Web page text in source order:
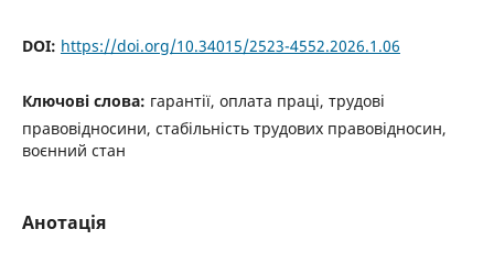
DOI: https://doi.org/10.34015/2523-4552.2026.1.06
Ключові слова: гарантії, оплата праці, трудові
правовідносини, стабільність трудових правовідносин,
воєнний стан
Анотація